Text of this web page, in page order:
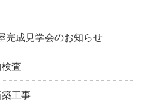
完成見学会のお知らせ
査
工事